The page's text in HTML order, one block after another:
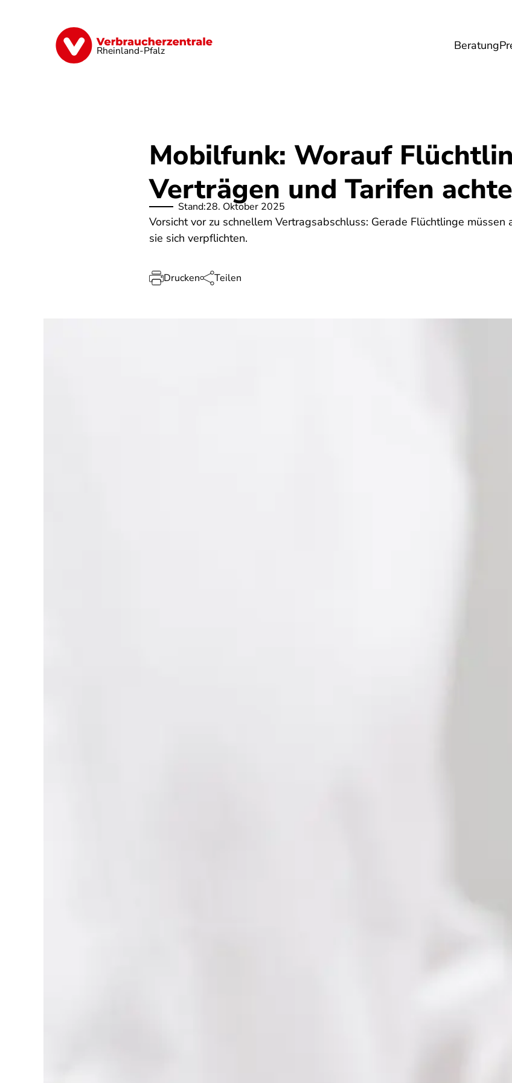
Rheinland-Pfalz Beratung
Digitales Finanzen & Versicherung Gesundheit
Mobilfunk: Worauf
Verträgen und Tarifen
Stand:28. Oktober 2025
Vorsicht vor zu schnellem Vertragsabschluss: Gerade Flüchtlinge
sie sich verpflichten.
Drucken Teilen